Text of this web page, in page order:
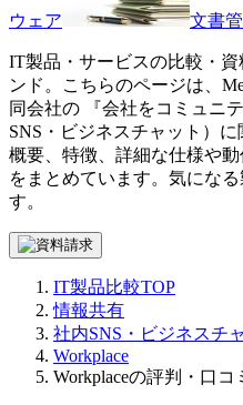
ウェア 文書
IT製品・サービスの比較・
ンド。こちらのページは、
同会社の 『会社をコミュニ
SNS・ビジネスチャット ）に
概要、特徴、詳細な仕様や
をまとめています。気にな
す。
IT製品比較TOP
情報共有
社内SNS・ビジネスチ
Workplace
Workplaceの評判・口コ